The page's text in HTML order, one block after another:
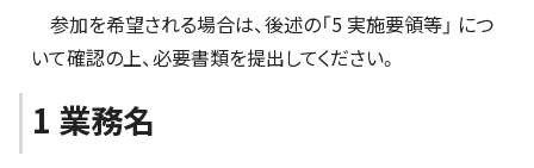
参加を希望される場合は、後述の「5 実施要領等」 につ
いて確認の上、必要書類を提出してください。
1 業務名